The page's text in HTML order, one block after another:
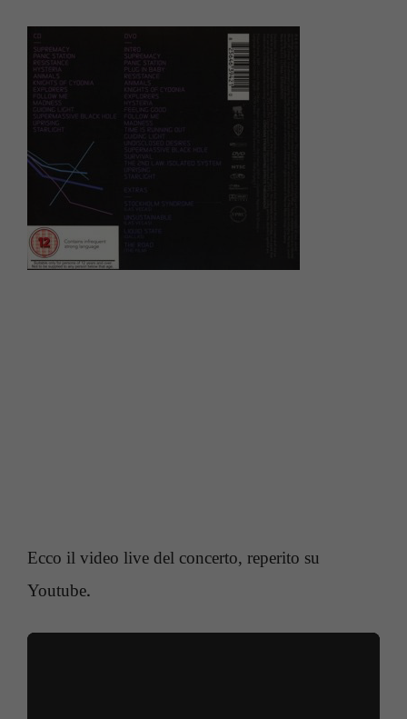
Ecco il video live del concerto, reperito su
Youtube.